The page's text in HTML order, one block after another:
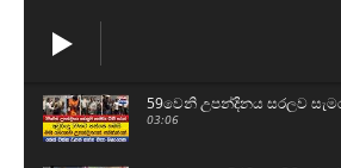
59වෙනි උපන්දිනය සරලව
03:06